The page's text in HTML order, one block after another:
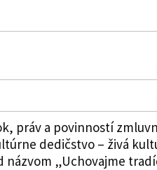
práv a povinností
dedičstvo – živá
„Uchovajme